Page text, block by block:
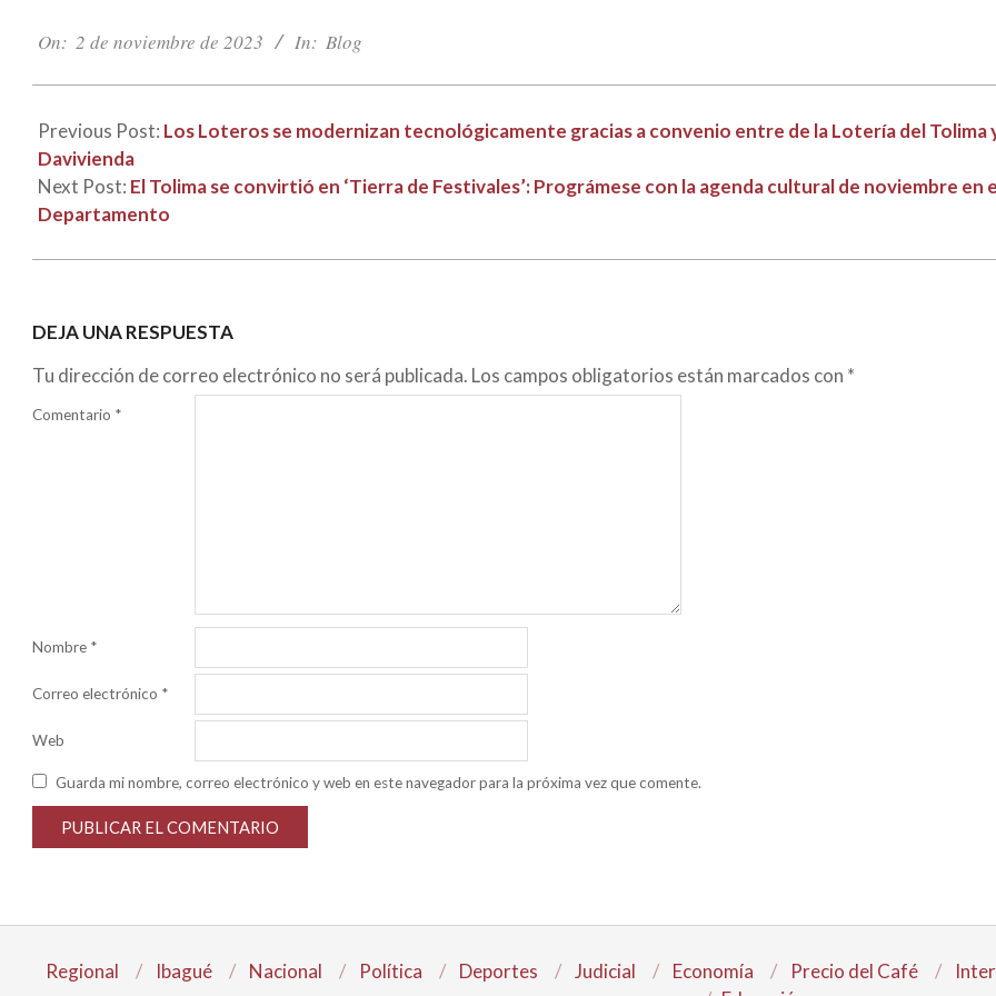
11-
On: 2 de noviembre de 2023 In: Blog
Previous Post: Los Loteros se modernizan tecnológicamente gracias a convenio entre de la Lotería del Tolima
Davivienda
Next Post: El Tolima se convirtió en ‘Tierra de Festivales’: Prográmese con la agenda cultural de noviembre en
Departamento
DEJA UNA RESPUESTA
Tu dirección de correo electrónico no será publicada. Los campos obligatorios están marcados con *
Comentario *
Nombre *
Correo electrónico *
Web
Guarda mi nombre, correo electrónico y web en este navegador para la próxima vez que comente.
Regional Ibagué Nacional Política Deportes Judicial Economía Precio del Café